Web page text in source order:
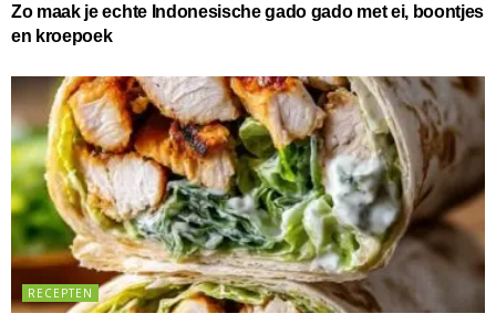
Zo maak je echte Indonesische gado gado met ei, boontjes
en kroepoek
RECEPTEN